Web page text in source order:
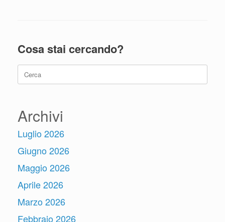
Cosa stai cercando?
Ricerca
per:
Archivi
Luglio 2026
Giugno 2026
Maggio 2026
Aprile 2026
Marzo 2026
Febbraio 2026